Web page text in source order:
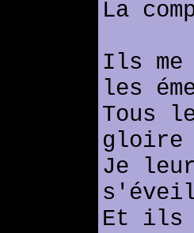
La
Ils me
les
Tous
gloire
Je
Et ils